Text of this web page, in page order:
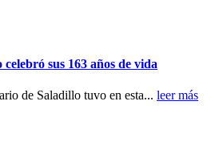
sus 163 años de vida
de Saladillo tuvo en esta... leer más